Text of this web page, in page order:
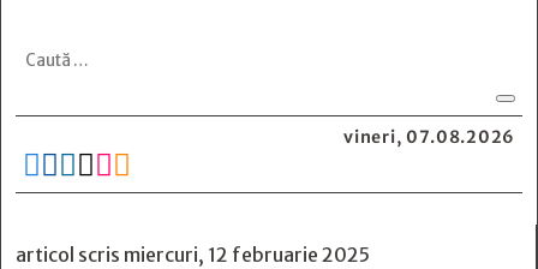
vineri, 07.08.2026
     
articol scris miercuri, 12 februarie 2025